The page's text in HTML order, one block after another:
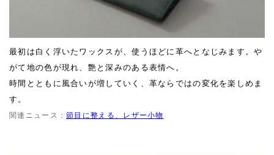
最初は白く浮いたワックスが、使うほどに革へとなじみます。や
がて地の色が現れ、艶と深みのある表情へ。
時間とともに風合いが増していく、革ならではの変化を楽しめま
す。
関連ニュース：節目に整える、レザー小物